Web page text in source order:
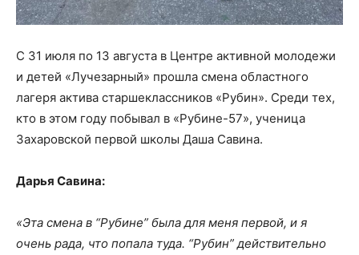
С 31 июля по 13 августа в Центре активной молодежи
и детей «Лучезарный» прошла смена областного
лагеря актива старшеклассников «Рубин». Среди тех,
кто в этом году побывал в «Рубине-57», ученица
Захаровской первой школы Даша Савина.
Дарья Савина:
«Эта смена в “Рубине” была для меня первой, и я
очень рада, что попала туда. “Рубин” действительно